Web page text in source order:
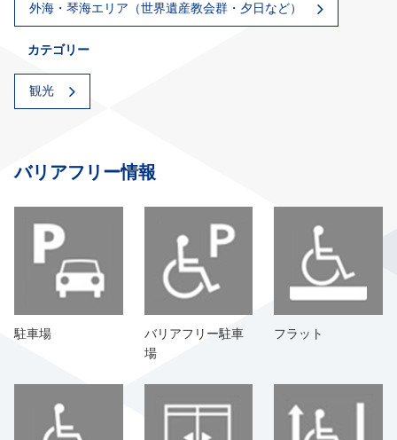
外海・琴海エリア（世界遺産教会群・夕日など）
カテゴリー
観光
バリアフリー情報
駐車場
バリアフリー駐車
場
フラット